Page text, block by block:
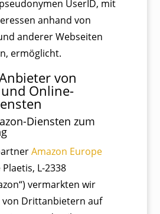
UserID, mit
anhand von
anderer Webseiten
ermöglicht.
von
Online-
Diensten zum
Amazon Europe
Plaetis, L-2338
vermarkten wir
von Drittanbietern auf